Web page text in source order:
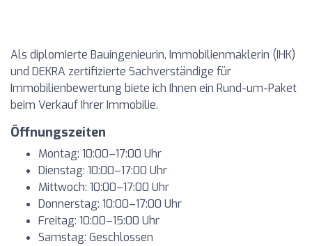
Als diplomierte Bauingenieurin, Immobilienmaklerin (IHK)
und DEKRA zertifizierte Sachverständige für
Immobilienbewertung biete ich Ihnen ein Rund-um-Paket
beim Verkauf Ihrer Immobilie.
Öffnungszeiten
Montag: 10:00–17:00 Uhr
Dienstag: 10:00–17:00 Uhr
Mittwoch: 10:00–17:00 Uhr
Donnerstag: 10:00–17:00 Uhr
Freitag: 10:00–15:00 Uhr
Samstag: Geschlossen